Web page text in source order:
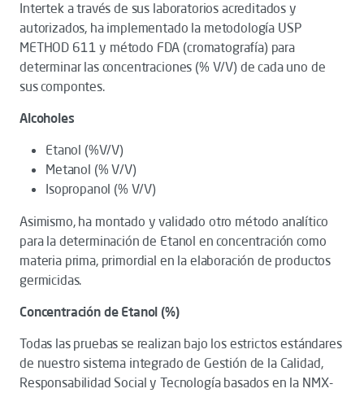
Intertek a través de sus laboratorios acreditados y
autorizados, ha implementado la metodología USP
METHOD 611 y método FDA (cromatografía) para
determinar las concentraciones (% V/V) de cada uno de
sus compontes.
Alcoholes
Etanol (%V/V)
Metanol (% V/V)
Isopropanol (% V/V)
Asimismo, ha montado y validado otro método analítico
para la determinación de Etanol en concentración como
materia prima, primordial en la elaboración de productos
germicidas.
Concentración de Etanol (%)
Todas las pruebas se realizan bajo los estrictos estándares
de nuestro sistema integrado de Gestión de la Calidad,
Responsabilidad Social y Tecnología basados en la NMX-